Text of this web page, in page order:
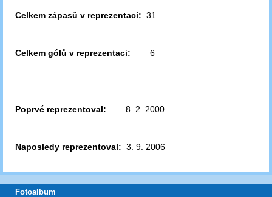
Celkem zápasů v reprezentaci: 31
Celkem gólů v reprezentaci: 6
Poprvé reprezentoval: 8. 2. 2000
Naposledy reprezentoval: 3. 9. 2006
Fotoalbum